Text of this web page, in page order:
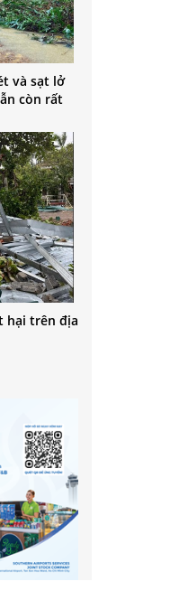
và sạt lở
còn rất
hại trên địa